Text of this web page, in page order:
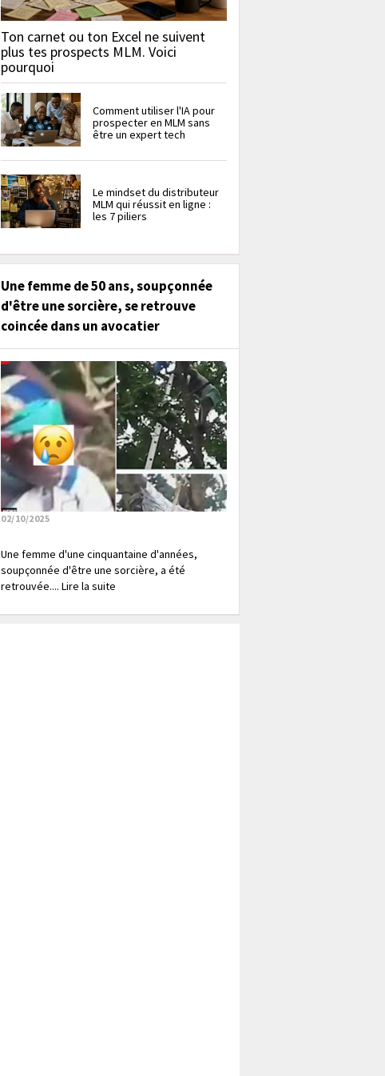
Ton carnet ou ton Excel ne suivent
plus tes prospects MLM. Voici
pourquoi
Comment utiliser l'IA pour
prospecter en MLM sans
être un expert tech
Le mindset du distributeur
MLM qui réussit en ligne :
les 7 piliers
Une femme de 50 ans, soupçonnée
d'être une sorcière, se retrouve
coincée dans un avocatier
02/10/2025
Une femme d'une cinquantaine d'années,
soupçonnée d'être une sorcière, a été
retrouvée.... Lire la suite